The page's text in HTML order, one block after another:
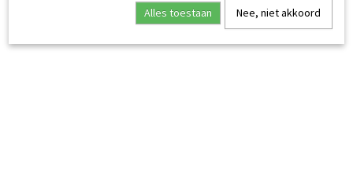
Alles toestaan Nee, niet akkoord